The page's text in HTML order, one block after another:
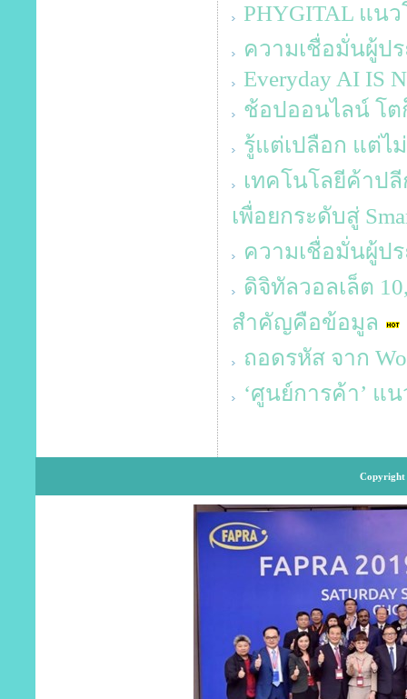
PHYGITAL แน
ความเชื่อมั่นผู้ป
Everyday AI IS
ช้อปออนไลน์ โ
รู้แต่เปลือก แต่ไ
เทคโนโลยีค้าปลี
เพื่อยกระดับสู่
ความเชื่อมั่นผู้ป
ดิจิทัลวอลเล็ต
สำคัญคือข้อมูล
ถอดรหัส จาก
‘ศูนย์การค้า’ แ
Copyright